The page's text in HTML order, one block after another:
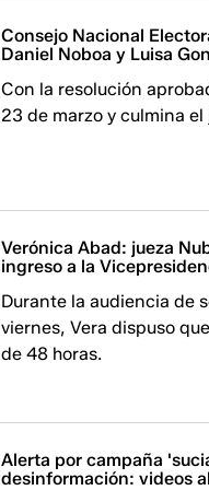
Consejo Nacional
Daniel Noboa y Luisa
Con la resolución
23 de marzo y culmina el
Verónica Abad: jueza
ingreso a la
Durante la audiencia de
viernes, Vera dispuso
de 48 horas.
Alerta por campaña
desinformación: videos